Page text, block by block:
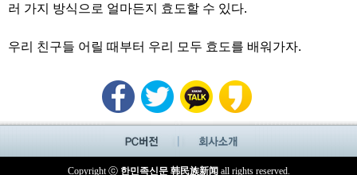
러 가지 방식으로 얼마든지 효도할 수 있다.
우리 친구들 어릴 때부터 우리 모두 효도를 배워가자.
Copyright ⓒ 한민족신문 韩民族新闻 all rights reserved.